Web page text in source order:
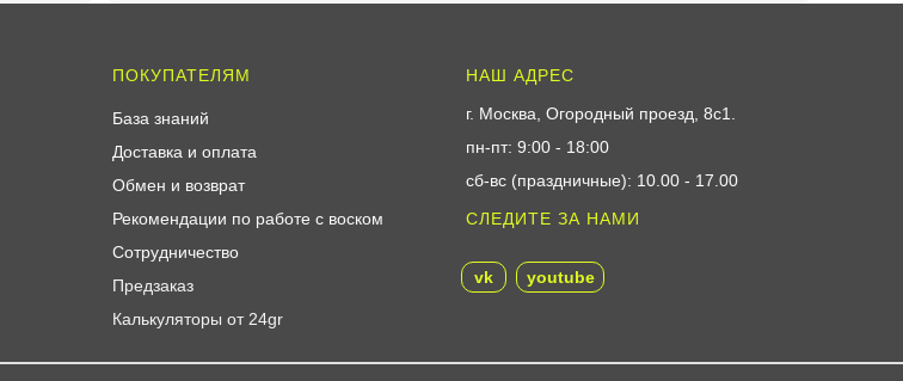
ПОКУПАТЕЛЯМ
База знаний
Доставка и оплата
Обмен и возврат
Рекомендации по работе с воском
Сотрудничество
Предзаказ
Калькуляторы от 24gr
НАШ АДРЕС
г. Москва, Огородный проезд, 8с1
пн-пт: 9:00 - 18:00
сб-вс (праздничные): 10.00 - 17.00
СЛЕДИТЕ ЗА НАМИ
vk youtube